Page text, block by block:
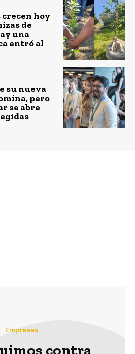
crecen hoy
de
una
entró al
su nueva
pero
se abre